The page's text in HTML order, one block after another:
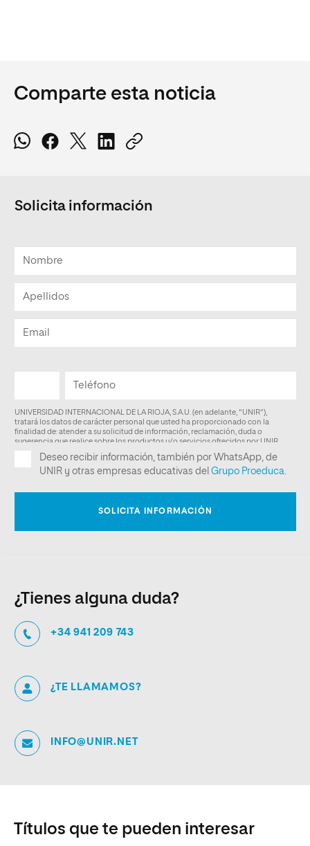
Comparte esta noticia
Solicita información
¿Tienes alguna duda?
+34 941 209 743
¿TE LLAMAMOS?
INFO@UNIR.NET
Títulos que te pueden interesar